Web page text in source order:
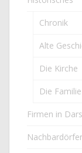
Chronik
Alte
Die Kirche
Die
Firmen in
Nachbardörfer